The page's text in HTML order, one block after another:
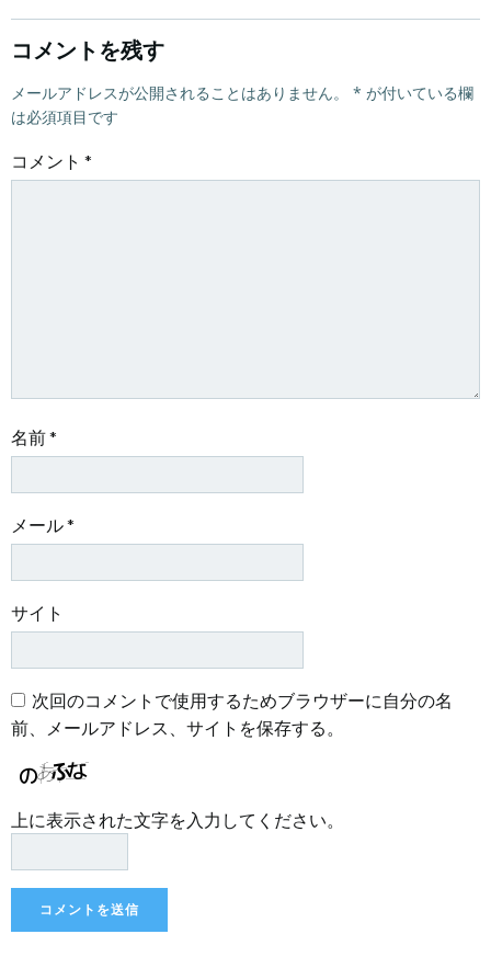
ビ
ゲ
ー
ゲ
コメントを残す
メールアドレスが公開されることはありません。 * が付いている欄
は必須項目です
コメント *
名前*
メール*
サイト
次回のコメントで使用するためブラウザーに自分の名
前、メールアドレス、サイトを保存する。
上に表示された文字を入力してください。